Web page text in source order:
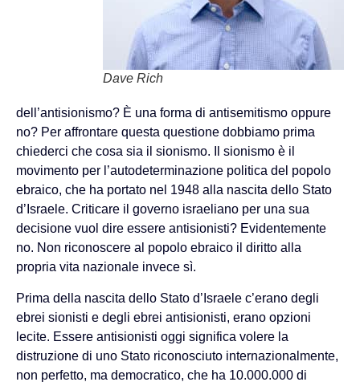
Dave Rich
dell’antisionismo? È una forma di antisemitismo oppure
no? Per affrontare questa questione dobbiamo prima
chiederci che cosa sia il sionismo. Il sionismo è il
movimento per l’autodeterminazione politica del popolo
ebraico, che ha portato nel 1948 alla nascita dello Stato
d’Israele. Criticare il governo israeliano per una sua
decisione vuol dire essere antisionisti? Evidentemente
no. Non riconoscere al popolo ebraico il diritto alla
propria vita nazionale invece sì.
Prima della nascita dello Stato d’Israele c’erano degli
ebrei sionisti e degli ebrei antisionisti, erano opzioni
lecite. Essere antisionisti oggi significa volere la
distruzione di uno Stato riconosciuto internazionalmente,
non perfetto, ma democratico, che ha 10.000.000 di